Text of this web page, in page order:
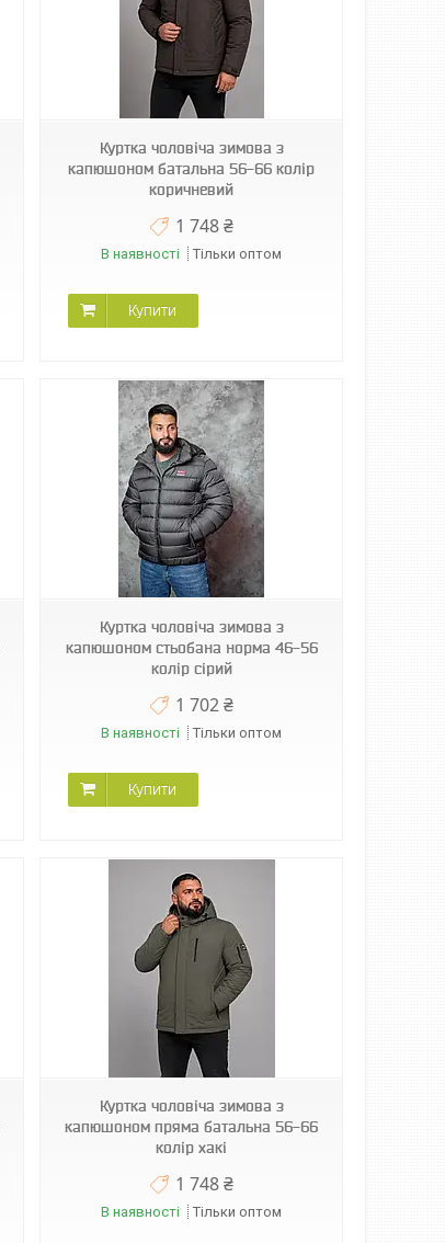
Куртка чоловіча зимова з
капюшоном батальна 56-66 колір
коричневий
1 748 ₴
В наявності Тільки оптом
Купити
Куртка чоловіча зимова з
капюшоном стьобана норма 46-56
колір сірий
1 702 ₴
В наявності Тільки оптом
Купити
Куртка чоловіча зимова з
капюшоном пряма батальна 56-66
колір хакі
1 748 ₴
В наявності Тільки оптом